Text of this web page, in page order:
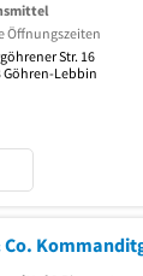
Öffnungszeiten
Str. 16
Göhren-Lebbin
Co.